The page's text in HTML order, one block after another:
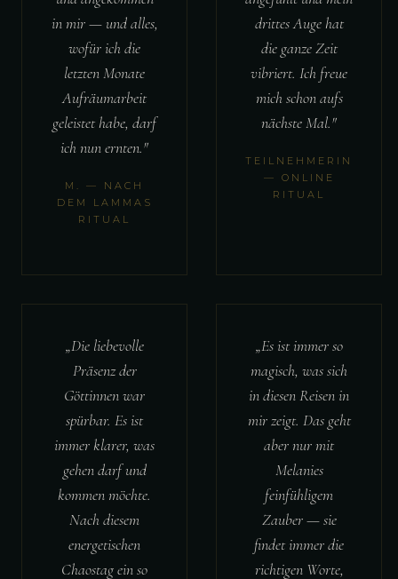
in mir — und alles,
wofür ich die
letzten Monate
Aufräumarbeit
geleistet habe, darf
ich nun ernten."
M. — NACH
DEM LAMMAS
RITUAL
drittes Auge hat
die ganze Zeit
vibriert. Ich freue
mich schon aufs
nächste Mal."
TEILNEHMERIN
— ONLINE
RITUAL
„Die liebevolle
Präsenz der
Göttinnen war
spürbar. Es ist
immer klarer, was
gehen darf und
kommen möchte.
Nach diesem
energetischen
Chaostag ein so
„Es ist immer so
magisch, was sich
in diesen Reisen in
mir zeigt. Das geht
aber nur mit
Melanies
feinfühligem
Zauber — sie
findet immer die
richtigen Worte,